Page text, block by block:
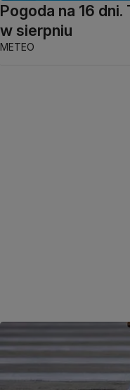
Pogoda na 16 dni.
w sierpniu
METEO